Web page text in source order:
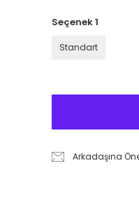
Seçenek 1
Standart
Arkadaşına